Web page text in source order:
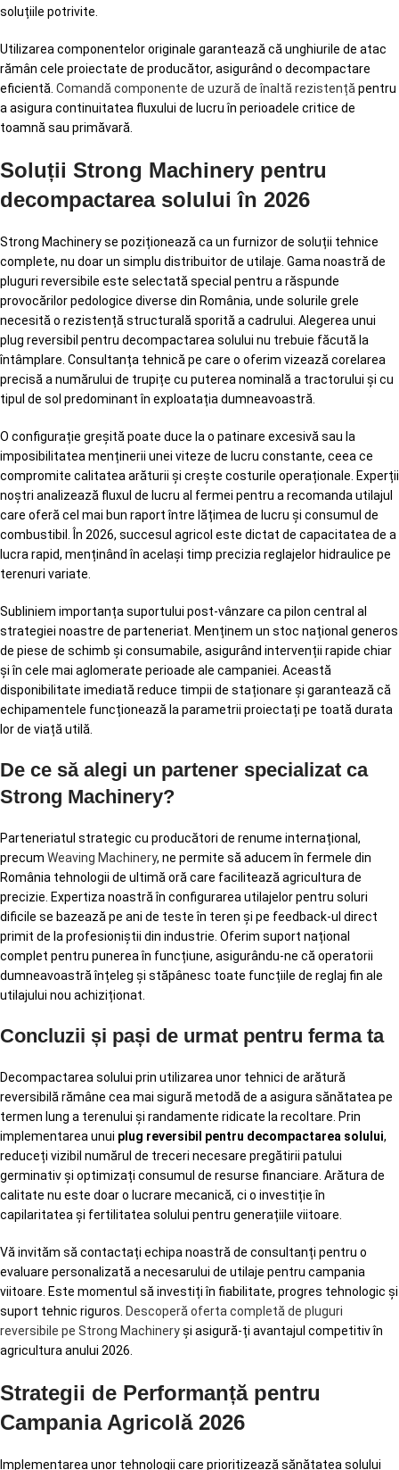
soluțiile potrivite.
Utilizarea componentelor originale garantează că unghiurile de atac
rămân cele proiectate de producător, asigurând o decompactare
eficientă. Comandă componente de uzură de înaltă rezistență pentru
a asigura continuitatea fluxului de lucru în perioadele critice de
toamnă sau primăvară.
Soluții Strong Machinery pentru
decompactarea solului în 2026
Strong Machinery se poziționează ca un furnizor de soluții tehnice
complete, nu doar un simplu distribuitor de utilaje. Gama noastră de
pluguri reversibile este selectată special pentru a răspunde
provocărilor pedologice diverse din România, unde solurile grele
necesită o rezistență structurală sporită a cadrului. Alegerea unui
plug reversibil pentru decompactarea solului nu trebuie făcută la
întâmplare. Consultanța tehnică pe care o oferim vizează corelarea
precisă a numărului de trupițe cu puterea nominală a tractorului și cu
tipul de sol predominant în exploatația dumneavoastră.
O configurație greșită poate duce la o patinare excesivă sau la
imposibilitatea menținerii unei viteze de lucru constante, ceea ce
compromite calitatea arăturii și crește costurile operaționale. Experții
noștri analizează fluxul de lucru al fermei pentru a recomanda utilajul
care oferă cel mai bun raport între lățimea de lucru și consumul de
combustibil. În 2026, succesul agricol este dictat de capacitatea de a
lucra rapid, menținând în același timp precizia reglajelor hidraulice pe
terenuri variate.
Subliniem importanța suportului post-vânzare ca pilon central al
strategiei noastre de parteneriat. Menținem un stoc național generos
de piese de schimb și consumabile, asigurând intervenții rapide chiar
și în cele mai aglomerate perioade ale campaniei. Această
disponibilitate imediată reduce timpii de staționare și garantează că
echipamentele funcționează la parametrii proiectați pe toată durata
lor de viață utilă.
De ce să alegi un partener specializat ca
Strong Machinery?
Parteneriatul strategic cu producători de renume internațional,
precum Weaving Machinery, ne permite să aducem în fermele din
România tehnologii de ultimă oră care facilitează agricultura de
precizie. Expertiza noastră în configurarea utilajelor pentru soluri
dificile se bazează pe ani de teste în teren și pe feedback-ul direct
primit de la profesioniștii din industrie. Oferim suport național
complet pentru punerea în funcțiune, asigurându-ne că operatorii
dumneavoastră înțeleg și stăpânesc toate funcțiile de reglaj fin ale
utilajului nou achiziționat.
Concluzii și pași de urmat pentru ferma ta
Decompactarea solului prin utilizarea unor tehnici de arătură
reversibilă rămâne cea mai sigură metodă de a asigura sănătatea pe
termen lung a terenului și randamente ridicate la recoltare. Prin
implementarea unui plug reversibil pentru decompactarea solului,
reduceți vizibil numărul de treceri necesare pregătirii patului
germinativ și optimizați consumul de resurse financiare. Arătura de
calitate nu este doar o lucrare mecanică, ci o investiție în
capilaritatea și fertilitatea solului pentru generațiile viitoare.
Vă invităm să contactați echipa noastră de consultanți pentru o
evaluare personalizată a necesarului de utilaje pentru campania
viitoare. Este momentul să investiți în fiabilitate, progres tehnologic și
suport tehnic riguros. Descoperă oferta completă de pluguri
reversibile pe Strong Machineryși asigură-ți avantajul competitiv în
agricultura anului 2026.
Strategii de Performanță pentru
Campania Agricolă 2026
Implementarea unor tehnologii care prioritizează sănătatea solului